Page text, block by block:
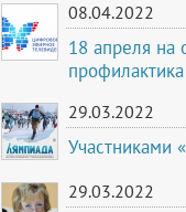
08.04.2022
18 апреля на
профилактика
29.03.2022
Участниками
29.03.2022